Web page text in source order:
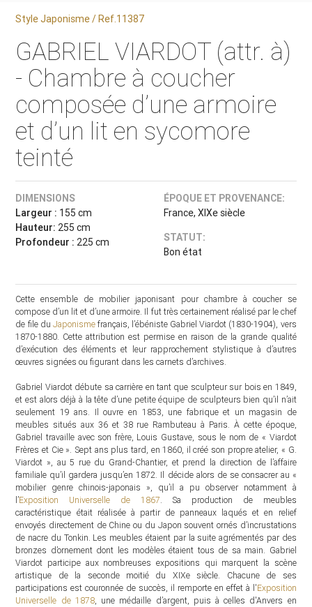
Style Japonisme / Ref.11387
GABRIEL VIARDOT (attr. à)
- Chambre à coucher
composée d’une armoire
et d’un lit en sycomore
teinté
DIMENSIONS
Largeur : 155 cm
Hauteur: 255 cm
Profondeur : 225 cm
ÉPOQUE ET PROVENANCE:
France, XIXe siècle
STATUT:
Bon état
Cette ensemble de mobilier japonisant pour chambre à coucher se
compose d’un lit et d’une armoire. Il fut très certainement réalisé par le chef
de file du Japonismefrançais, l’ébéniste Gabriel Viardot (1830-1904), vers
1870-1880. Cette attribution est permise en raison de la grande qualité
d’exécution des éléments et leur rapprochement stylistique à d’autres
œuvres signées ou figurant dans les carnets d’archives.
Gabriel Viardot débute sa carrière en tant que sculpteur sur bois en 1849,
et est alors déjà à la tête d’une petite équipe de sculpteurs bien qu’il n’ait
seulement 19 ans. Il ouvre en 1853, une fabrique et un magasin de
meubles situés aux 36 et 38 rue Rambuteau à Paris. À cette époque,
Gabriel travaille avec son frère, Louis Gustave, sous le nom de « Viardot
Frères et Cie ». Sept ans plus tard, en 1860, il créé son propre atelier, « G.
Viardot », au 5 rue du Grand-Chantier, et prend la direction de l’affaire
familiale qu’il gardera jusqu’en 1872. Il décide alors de se consacrer au «
mobilier genre chinois-japonais », qu’il a pu observer notamment à
l’Exposition Universelle de 1867. Sa production de meubles
caractéristique était réalisée à partir de panneaux laqués et en relief
envoyés directement de Chine ou du Japon souvent ornés d’incrustations
de nacre du Tonkin. Les meubles étaient par la suite agrémentés par des
bronzes d’ornement dont les modèles étaient tous de sa main. Gabriel
Viardot participe aux nombreuses expositions qui marquent la scène
artistique de la seconde moitié du XIXe siècle. Chacune de ses
participations est couronnée de succès, il remporte en effet à l'Exposition
Universelle de 1878, une médaille d’argent, puis à celles d'Anvers en